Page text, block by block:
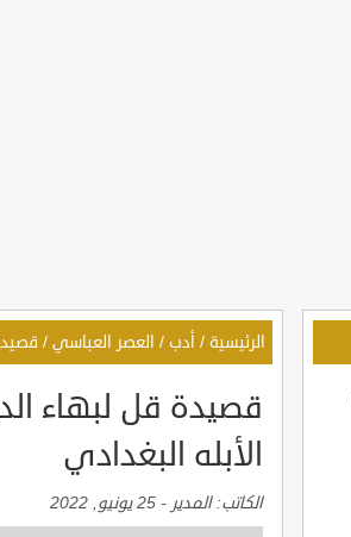
الرئيسية / أدب / العصر العباسي /
قصيدة قل لبهاء
الأبله البغدادي
الكاتب:المدير - 25 يونيو, 2022